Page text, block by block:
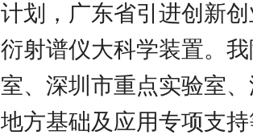
计划，广东省引进创新
衍射谱仪大科学装置。
室、深圳市重点实验室
地方基础及应用专项支